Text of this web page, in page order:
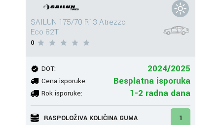
SAILUN 175/70 R13 Atrezzo
Eco 82T
0
DOT: 2024/2025
Cena isporuke: Besplatna isporuka
Rok isporuke: 1-2 radna dana
RASPOLOŽIVA KOLIČINA GUMA 1